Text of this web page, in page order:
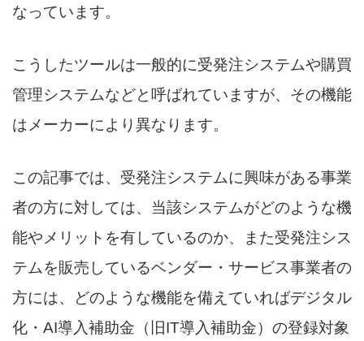
なっています。
こうしたツールは一般的に受発注システムや購買
管理システムなどと呼ばれていますが、その機能
はメーカーにより異なります。
この記事では、受発注システムに興味がある事業
者の方に対しては、当該システムがどのような機
能やメリットを有しているのか、また受発注シス
テムを販売しているベンダー・サービス事業者の
方には、どのような機能を備えていればデジタル
化・AI導入補助金（旧IT導入補助金）の登録対象